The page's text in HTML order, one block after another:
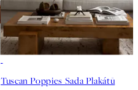
Tuscan Poppies Sada Plakátů